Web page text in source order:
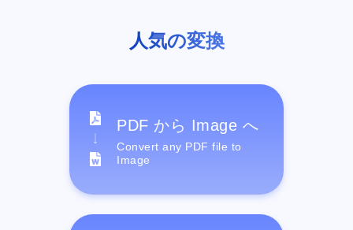
人気の変換
PDF から Image へ
Convert any PDF file to
Image